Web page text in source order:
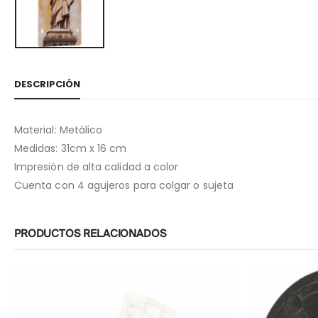
DESCRIPCIÓN
Material: Metálico
Medidas: 31cm x 16 cm
Impresión de alta calidad a color
Cuenta con 4 agujeros para colgar o sujeta
PRODUCTOS RELACIONADOS